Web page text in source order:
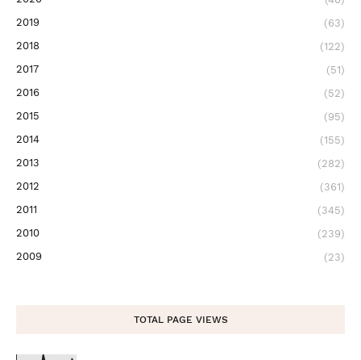
2019
(63)
2018
(122)
2017
(51)
2016
(52)
2015
(95)
2014
(155)
2013
(282)
2012
(361)
2011
(345)
2010
(239)
2009
(23)
TOTAL PAGE VIEWS